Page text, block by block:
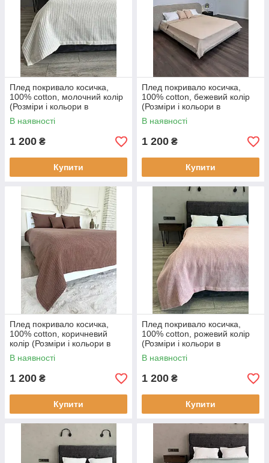
Плед покривало косичка,
100% cotton, молочний колір
(Розміри і кольори в
асортименті)
В наявності
1 200 ₴
Купити
Плед покривало косичка,
100% cotton, бежевий колір
(Розміри і кольори в
асортименті)
В наявності
1 200 ₴
Купити
Плед покривало косичка,
100% cotton, коричневий
колір (Розміри і кольори в
асортименті)
В наявності
1 200 ₴
Купити
Плед покривало косичка,
100% cotton, рожевий колір
(Розміри і кольори в
асортименті)
В наявності
1 200 ₴
Купити